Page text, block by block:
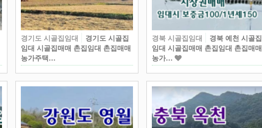
경기도 시골집임대
경기도 시골집
임대 시골집매매 촌집임대 촌집매매
농가주택…
경북 시골집임대
경북 예천 시골집
임대 시골집매매 촌집임대 촌집매매
농가…